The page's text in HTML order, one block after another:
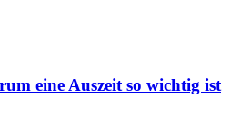
eine Auszeit so wichtig ist